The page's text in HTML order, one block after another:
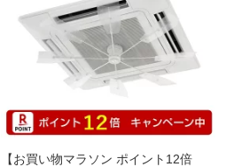
【お買い物マラソン ポイント12倍